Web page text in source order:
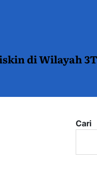
di Wilayah 3T
Cari